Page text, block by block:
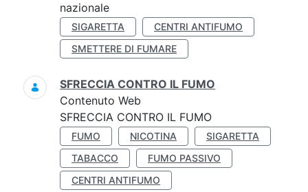
nazionale
SIGARETTA
CENTRI ANTIFUMO
SMETTERE DI FUMARE
SFRECCIA CONTRO IL FUMO
Contenuto Web
SFRECCIA CONTRO IL FUMO
FUMO NICOTINA
SIGARETTA
TABACCO
FUMO PASSIVO
CENTRI ANTIFUMO